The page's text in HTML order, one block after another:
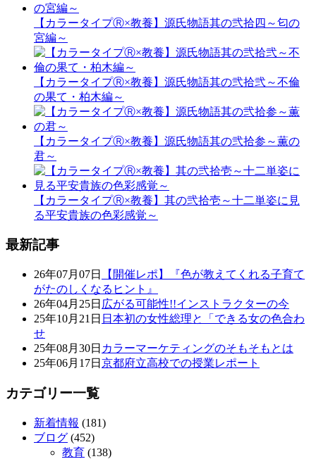
【カラータイプⓇ×教養】源氏物語其の弐拾四～匂の
宮編～
【カラータイプⓇ×教養】源氏物語其の弐拾弐～不倫
の果て・柏木編～
【カラータイプⓇ×教養】源氏物語其の弐拾参～薫の
君～
【カラータイプⓇ×教養】其の弐拾壱～十二単姿に見
る平安貴族の色彩感覚～
最新記事
26年07月07日
【開催レポ】『色が教えてくれる子育て
がたのしくなるヒント』
26年04月25日 広がる可能性!!インストラクターの今
25年10月21日 日本初の女性総理と「できる女の色合わ
せ
25年08月30日 カラーマーケティングのそもそもとは
25年06月17日 京都府立高校での授業レポート
カテゴリー一覧
新着情報 (181)
ブログ (452)
教育 (138)